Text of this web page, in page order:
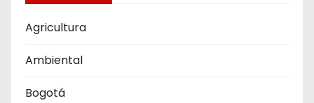
Agricultura
Ambiental
Bogotá